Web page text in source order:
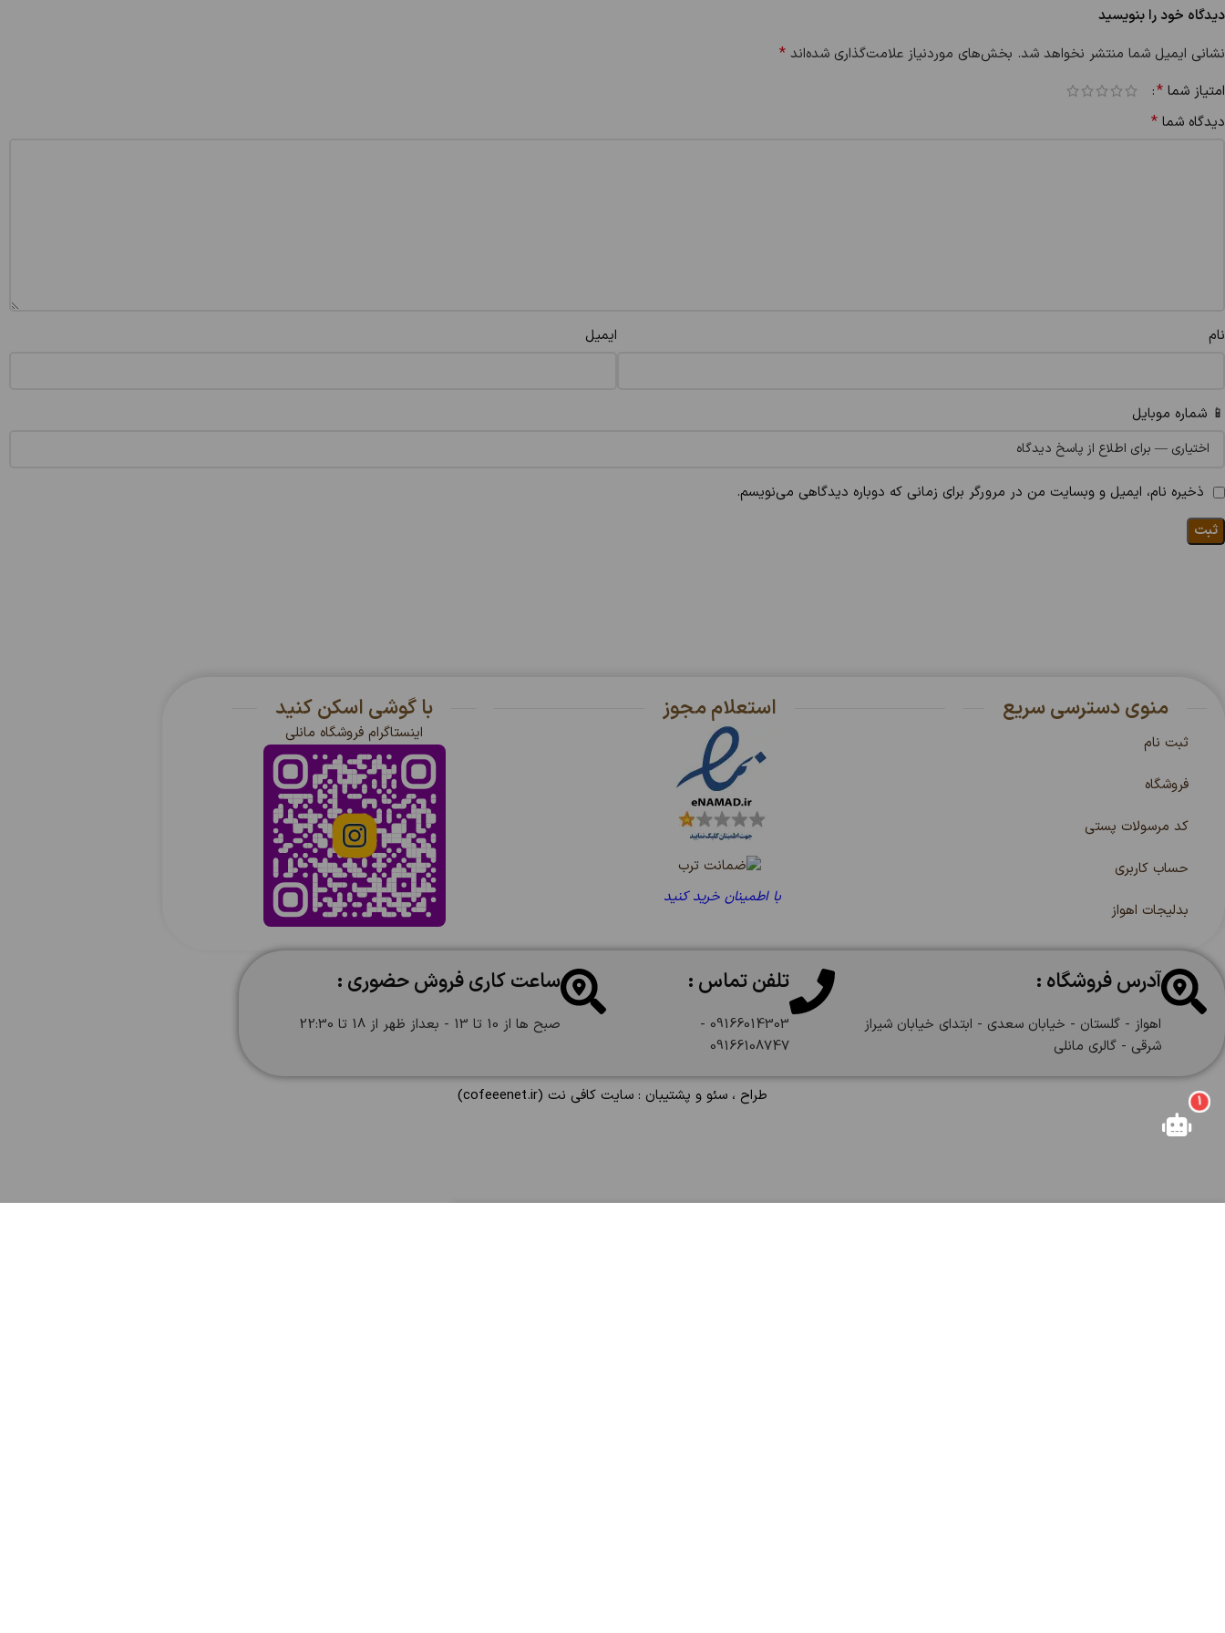
دیدگاه خود را بنویسید
نشانی ایمیل شما منتشر نخواهد شد. بخش‌های موردنیاز علامت‌گذاری شده‌اند *
امتیاز شما *
دیدگاه شما *
نام ایمیل
📱 شماره موبایل
ذخیره نام، ایمیل و وبسایت من در مرورگر برای زمانی که دوباره دیدگاهی می‌نویسم.
منوی دسترسی سریع
ثبت نام
فروشگاه
کد مرسولات پستی
حساب کاربری
بدلیجات اهواز
استعلام مجوز
با اطمینان خرید کنید
با گوشی اسکن کنید
اینستاگرام فروشگاه مانلی
آدرس فروشگاه :
اهواز - گلستان - خیابان سعدی - ابتدای خیابان شیراز
شرقی - گالری مانلی
تلفن تماس :
09166014303 -
09166108747
ساعت کاری فروش حضوری :
صبح ها از 10 تا 13 - بعداز ظهر از 18 تا 22:30
طراح ، سئو و پشتیبان : سایت کافی نت (cofeeenet.ir) 1